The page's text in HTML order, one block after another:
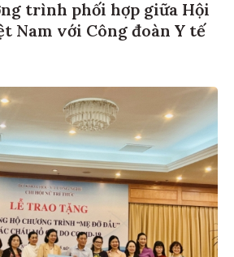
trình phối hợp giữa Hội
Nam với Công đoàn Y tế